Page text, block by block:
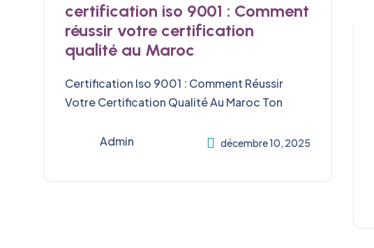
certification iso 9001 : Comment
réussir votre certification
qualité au Maroc
Certification Iso 9001 : Comment Réussir
Votre Certification Qualité Au Maroc Ton
Admin décembre 10, 2025